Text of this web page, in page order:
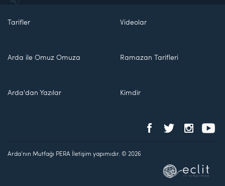
Tarifler Videolar
Arda ile Omuz Omuza Ramazan Tarifleri
Arda'dan Yazılar Kimdir
Arda'nın Mutfağı PERA İletişim yapımıdır. © 2026